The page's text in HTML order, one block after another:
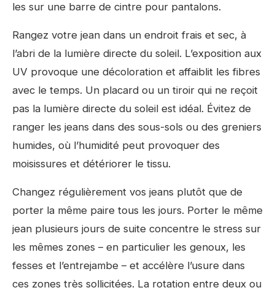
les sur une barre de cintre pour pantalons.
Rangez votre jean dans un endroit frais et sec, à
l’abri de la lumière directe du soleil. L’exposition aux
UV provoque une décoloration et affaiblit les fibres
avec le temps. Un placard ou un tiroir qui ne reçoit
pas la lumière directe du soleil est idéal. Évitez de
ranger les jeans dans des sous-sols ou des greniers
humides, où l’humidité peut provoquer des
moisissures et détériorer le tissu.
Changez régulièrement vos jeans plutôt que de
porter la même paire tous les jours. Porter le même
jean plusieurs jours de suite concentre le stress sur
les mêmes zones – en particulier les genoux, les
fesses et l’entrejambe – et accélère l’usure dans
ces zones très sollicitées. La rotation entre deux ou